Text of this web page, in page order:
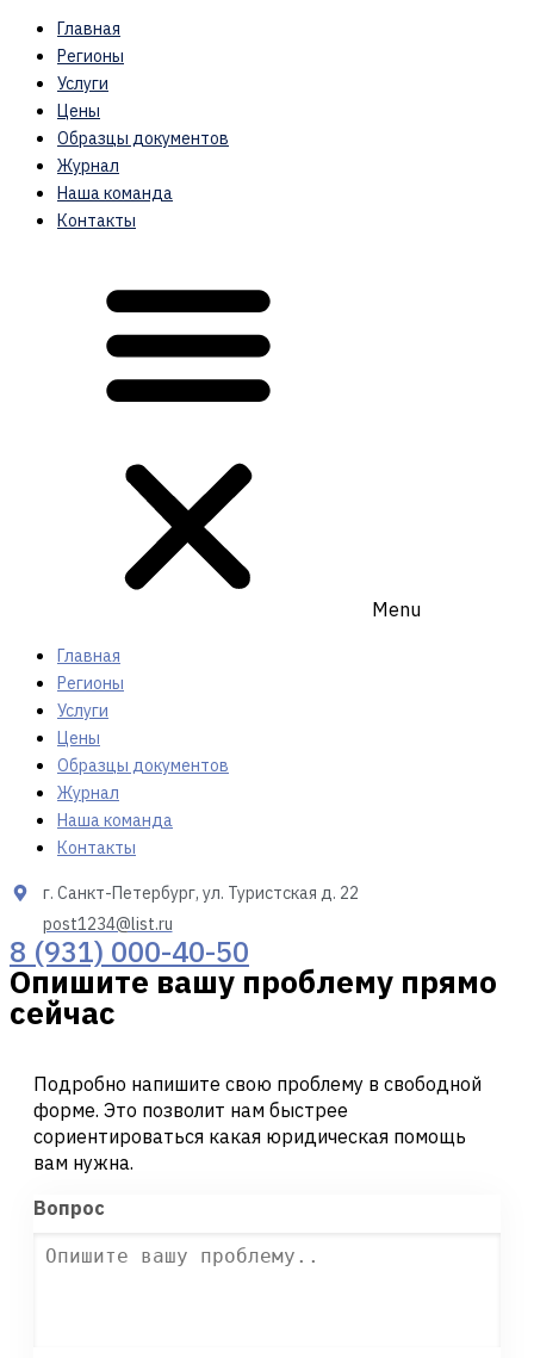
Главная
Регионы
Услуги
Цены
Образцы документов
Журнал
Наша команда
Контакты
Menu
Главная
Регионы
Услуги
Цены
Образцы документов
Журнал
Наша команда
Контакты
г. Санкт-Петербург, ул. Туристская д. 22
post1234@list.ru
8 (931) 000-40-50
Опишите вашу проблему прямо
сейчас
Подробно напишите свою проблему в свободной
форме. Это позволит нам быстрее
сориентироваться какая юридическая помощь
вам нужна.
Вопрос